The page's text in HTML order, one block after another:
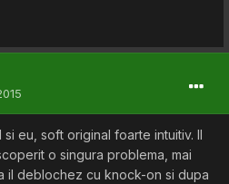
si eu, soft original foarte intuitiv. Il
o singura problema, mai
il deblochez cu knock-on si dupa